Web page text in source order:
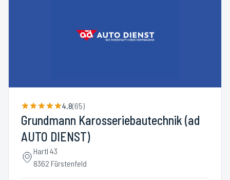
4.8(65)
Grundmann Karosseriebautechnik (ad
AUTO DIENST)
Hartl 43
8362 Fürstenfeld